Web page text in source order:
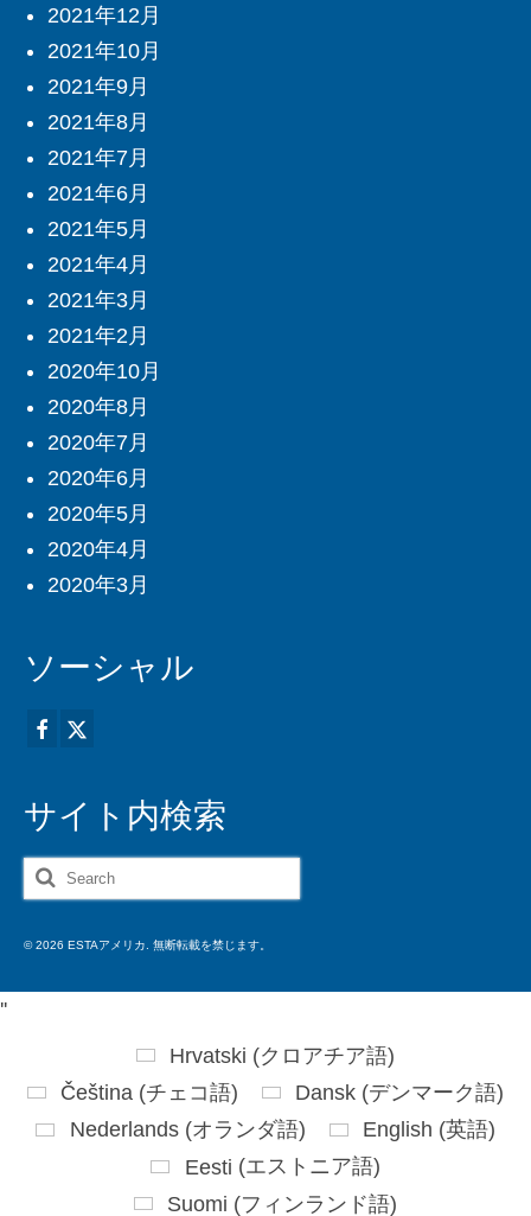
2021年12月
2021年10月
2021年9月
2021年8月
2021年7月
2021年6月
2021年5月
2021年4月
2021年3月
2021年2月
2020年10月
2020年8月
2020年7月
2020年6月
2020年5月
2020年4月
2020年3月
ソーシャル
サイト内検索
Search
for:
© 2026 ESTAアメリカ. 無断転載を禁じます。
''
Hrvatski (クロアチア語)
Čeština (チェコ語) Dansk (デンマーク語)
Nederlands(オランダ語) English (英語)
Eesti (エストニア語)
Suomi (フィンランド語)